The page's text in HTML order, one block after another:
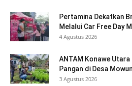
Pertamina Dekatkan
Melalui Car Free Day
4 Agustus 2026
ANTAM Konawe
Pangan di Desa
3 Agustus 2026